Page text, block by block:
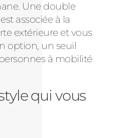
Une double
associée à la
extérieure et vous
option, un seuil
à mobilité
qui vous